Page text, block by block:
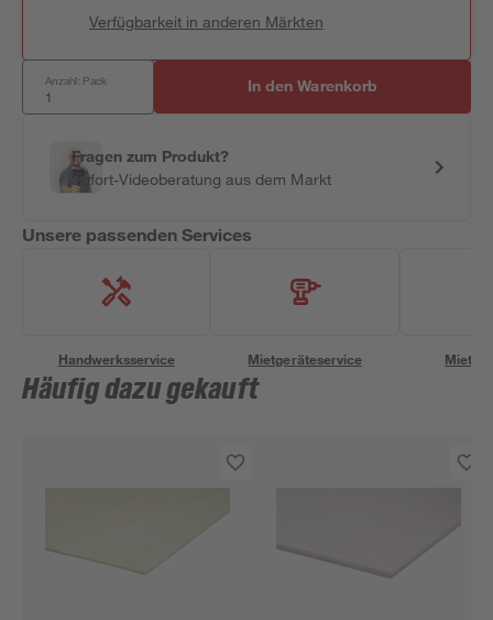
Verfügbarkeit in anderen Märkten
Anzahl: Pack In den Warenkorb
Fragen zum Produkt?
Sofort-Videoberatung aus dem Markt
Unsere passenden Services
Handwerksservice Mietgeräteservice
Häufig dazu gekauft